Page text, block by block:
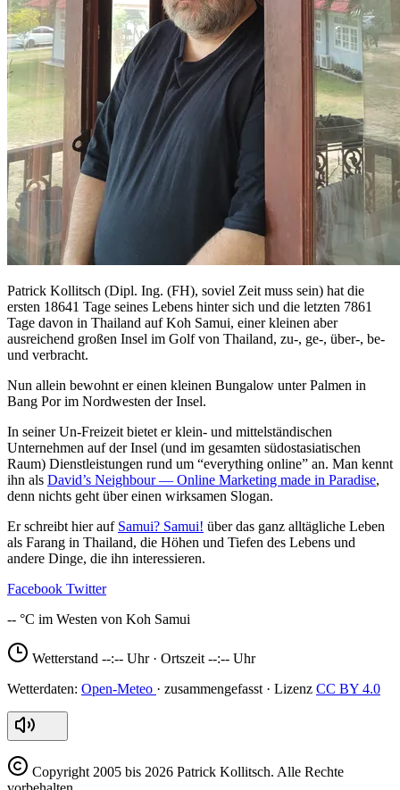
Patrick Kollitsch (Dipl. Ing. (FH), soviel Zeit muss sein) hat die
ersten 18641 Tage seines Lebens hinter sich und die letzten 7861
Tage davon in Thailand auf Koh Samui, einer kleinen aber
ausreichend großen Insel im Golf von Thailand, zu-, ge-, über-, be-
und verbracht.
Nun allein bewohnt er einen kleinen Bungalow unter Palmen in
Bang Por im Nordwesten der Insel.
In seiner Un-Freizeit bietet er klein- und mittelständischen
Unternehmen auf der Insel (und im gesamten südostasiatischen
Raum) Dienstleistungen rund um “everything online” an. Man kennt
ihn als David’s Neighbour — Online Marketing made in Paradise,
denn nichts geht über einen wirksamen Slogan.
Er schreibt hier auf Samui? Samui! über das ganz alltägliche Leben
als Farang in Thailand, die Höhen und Tiefen des Lebens und
andere Dinge, die ihn interessieren.
Facebook Twitter
--
Wetterstand --:-- Uhr · Ortszeit --:-- Uhr
Open-Meteo
CC BY 4.0
Copyright 2005 bis 2026 Patrick Kollitsch. Alle Rechte